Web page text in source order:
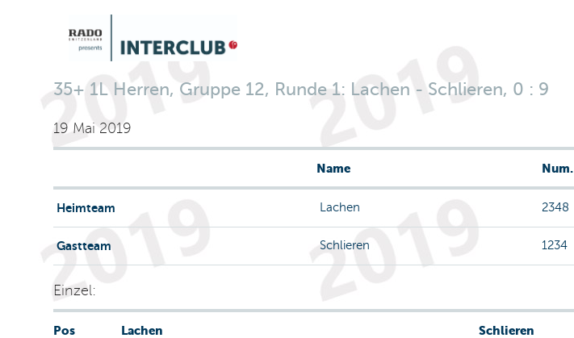
35+ 1L Herren, Gruppe 12, Runde 1: Lachen - Schlieren, 0 : 9
19 Mai 2019
Name Num.
Heimteam Lachen 2348
Gastteam Schlieren 1234
Einzel:
Pos Lachen Schlieren